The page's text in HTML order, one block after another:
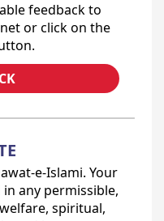
feedback to
or click on the
e-Islami. Your
any permissible,
spiritual,